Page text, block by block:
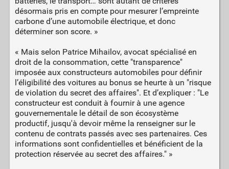
désormais pris en compte pour mesurer l’empreinte
carbone d’une automobile électrique, et donc
déterminer son score. »
« Mais selon Patrice Mihailov, avocat spécialisé en
droit de la consommation, cette "transparence"
imposée aux constructeurs automobiles pour définir
l’éligibilité des voitures au bonus se heurte à un "risque
de violation du secret des affaires". Et d’expliquer : "Le
constructeur est conduit à fournir à une agence
gouvernementale le détail de son écosystème
productif, jusqu'à devoir même la renseigner sur le
contenu de contrats passés avec ses partenaires. Ces
informations sont confidentielles et bénéficient de la
protection réservée au secret des affaires." »